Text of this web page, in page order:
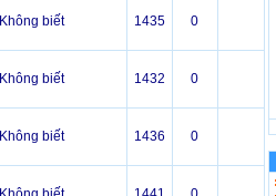
Không biết 1435 0
Không biết 1432 0
Không biết 1436 0